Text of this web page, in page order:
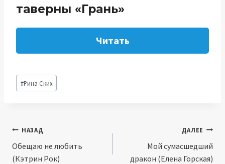
таверны «Грань»
Читать
Метки
записи:
#Рина Ских
Навигация
по
НАЗАД
Обещаю не любить
(Кэтрин Рок)
ДАЛЕЕ
Мой сумасшедший
дракон (Елена Горская)